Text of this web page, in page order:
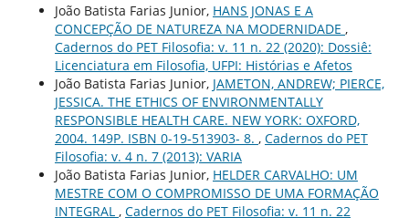
João Batista Farias Junior, HANS JONAS E A
CONCEPÇÃO DE NATUREZA NA MODERNIDADE ,
Cadernos do PET Filosofia: v. 11 n. 22 (2020): Dossiê:
Licenciatura em Filosofia, UFPI: Histórias e Afetos
João Batista Farias Junior, JAMETON, ANDREW; PIERCE,
JESSICA. THE ETHICS OF ENVIRONMENTALLY
RESPONSIBLE HEALTH CARE. NEW YORK: OXFORD,
2004. 149P. ISBN 0-19-513903- 8. , Cadernos do PET
Filosofia: v. 4 n. 7 (2013): VARIA
João Batista Farias Junior, HELDER CARVALHO: UM
MESTRE COM O COMPROMISSO DE UMA FORMAÇÃO
INTEGRAL , Cadernos do PET Filosofia: v. 11 n. 22